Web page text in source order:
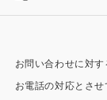
HOME
お問い合わせに対
お電話の対応とさせ